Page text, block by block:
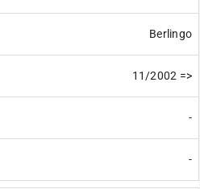
Berlingo
11/2002 =>
-
-